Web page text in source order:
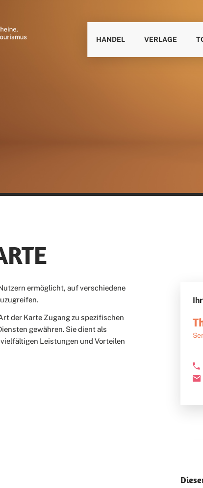
HANDEL VERLAGE
ermöglicht, auf verschiedene
der Karte Zugang zu spezifischen
gewähren. Sie dient als
Leistungen und Vorteilen